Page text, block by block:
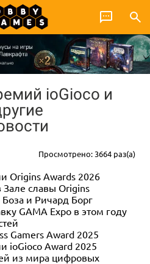
ioGioco и
Просмотрено: 3664 раз(а)
Origins Awards 2026
Зале славы Origins
Боза и Ричард Борг
GAMA Expo в этом году
Gamers Award 2025
ioGioco Award 2025
из мира цифровых